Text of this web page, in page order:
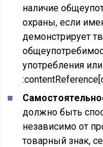
наличие
охраны, если
демонстрирует
употребления
должно быть
независимо от
товарный знак,